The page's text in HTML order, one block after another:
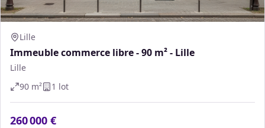
Lille
Immeuble commerce libre - 90 m² - Lille
Lille
90 m² 1 lot
260 000 €